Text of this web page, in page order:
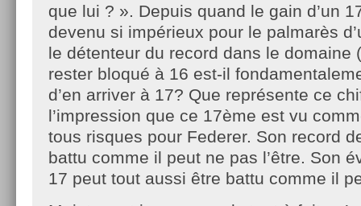
que lui ? ». Depuis quand le gain d’un
devenu si impérieux pour le palmarès
le détenteur du record dans le domaine
rester bloqué à 16 est-il
d’en arriver à 17? Que représente ce
l’impression que ce 17ème est vu
tous risques pour Federer. Son record
battu comme il peut ne pas l’être. Son
17 peut tout aussi être battu comme il